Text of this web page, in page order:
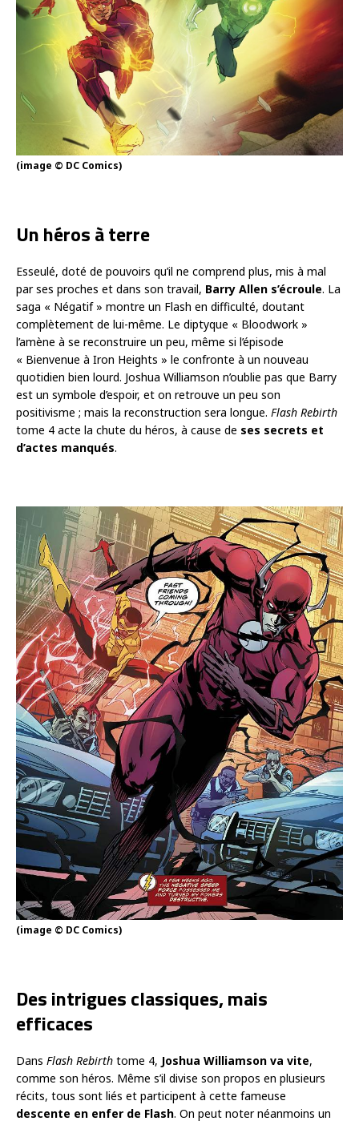
(image © DC Comics)
Un héros à terre
Esseulé, doté de pouvoirs qu’il ne comprend plus, mis à mal
par ses proches et dans son travail, Barry Allen s’écroule. La
saga « Négatif » montre un Flash en difficulté, doutant
complètement de lui-même. Le diptyque « Bloodwork »
l’amène à se reconstruire un peu, même si l’épisode
« Bienvenue à Iron Heights » le confronte à un nouveau
quotidien bien lourd. Joshua Williamson n’oublie pas que Barry
est un symbole d’espoir, et on retrouve un peu son
positivisme ; mais la reconstruction sera longue. Flash Rebirth
tome 4 acte la chute du héros, à cause de ses secrets et
d’actes manqués.
(image © DC Comics)
Des intrigues classiques, mais
efficaces
Dans Flash Rebirth tome 4, Joshua Williamson va vite,
comme son héros. Même s’il divise son propos en plusieurs
récits, tous sont liés et participent à cette fameuse
descente en enfer de Flash. On peut noter néanmoins un